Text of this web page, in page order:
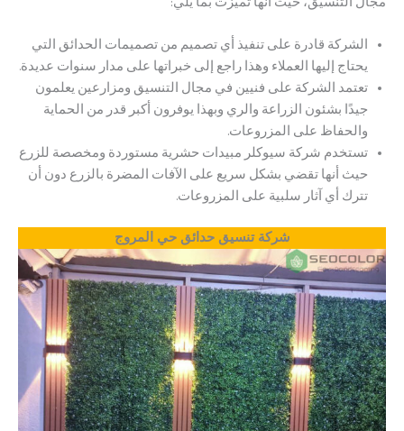
الشركة قادرة على تنفيذ أي تصميم من تصميمات الحدائق التي
يحتاج إليها العملاء وهذا راجع إلى خبراتها على مدار سنوات عديدة.
تعتمد الشركة على فنيين في مجال التنسيق ومزارعين يعلمون
جيدًا بشئون الزراعة والري وبهذا يوفرون أكبر قدر من الحماية
والحفاظ على المزروعات.
تستخدم شركة سيوكلر مبيدات حشرية مستوردة ومخصصة للزرع
حيث أنها تقضي بشكل سريع على الآفات المضرة بالزرع دون أن
تترك أي آثار سلبية على المزروعات.
شركة تنسيق حدائق حي المروج